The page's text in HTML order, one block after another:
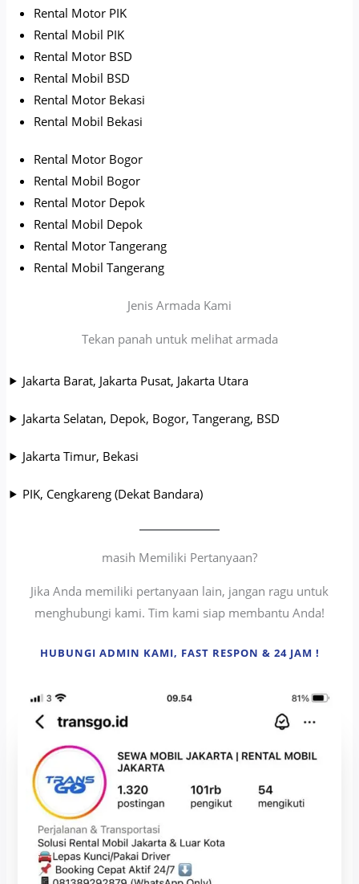
Rental Motor PIK
Rental Mobil PIK
Rental Motor BSD
Rental Mobil BSD
Rental Motor Bekasi
Rental Mobil Bekasi
Rental Motor Bogor
Rental Mobil Bogor
Rental Motor Depok
Rental Mobil Depok
Rental Motor Tangerang
Rental Mobil Tangerang
Jenis Armada Kami
Tekan panah untuk melihat armada
Jakarta Barat, Jakarta Pusat, Jakarta Utara
Jakarta Selatan, Depok, Bogor, Tangerang, BSD
Jakarta Timur, Bekasi
PIK, Cengkareng (Dekat Bandara)
masih Memiliki Pertanyaan?
Jika Anda memiliki pertanyaan lain, jangan ragu untuk
menghubungi kami. Tim kami siap membantu Anda!
HUBUNGI ADMIN KAMI, FAST RESPON & 24 JAM !